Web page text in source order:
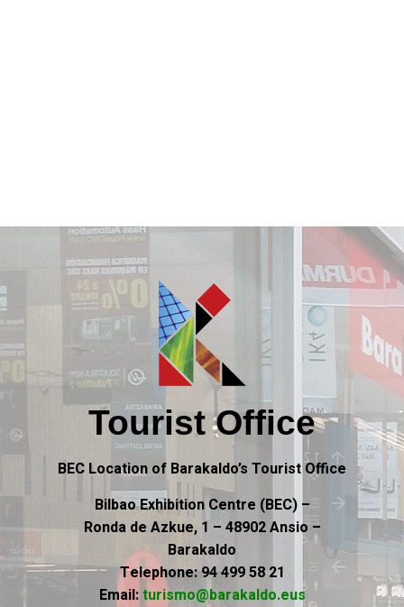
Tourist Office
BEC Location of Barakaldo’s Tourist Office
Bilbao Exhibition Centre (BEC) –
Ronda de Azkue, 1 – 48902 Ansio –
Barakaldo
Telephone: 94 499 58 21
Email:turismo@barakaldo.eus